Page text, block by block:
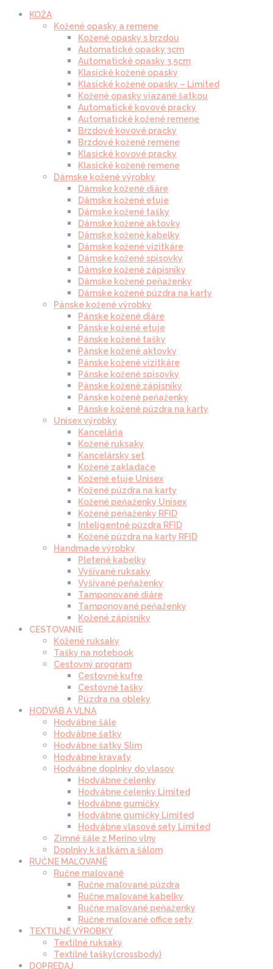
KOŽA
Kožené opasky a remene
Kožené opasky s brzdou
Automatické opasky 3cm
Automatické opasky 3.5cm
Klasické kožené opasky
Klasické kožené opasky – Limited
Kožené opasky viazané šatkou
Automatické kovové pracky
Automatické kožené remene
Brzdové kovové pracky
Brzdové kožené remene
Klasické kovové pracky
Klasické kožené remene
Dámske kožené výrobky
Dámske kožené diáre
Dámske kožené etuje
Dámske kožené tašky
Dámske kožené aktovky
Dámske kožené kabelky
Dámske kožené vizitkáre
Dámske kožené spisovky
Dámske kožené zápisníky
Dámske kožené peňaženky
Dámske kožené púzdra na karty
Pánske kožené výrobky
Pánske kožené diáre
Pánske kožené etuje
Pánske kožené tašky
Pánske kožené aktovky
Pánske kožené vizitkáre
Pánske kožené spisovky
Pánske kožené zápisníky
Pánske kožené peňaženky
Pánske kožené púzdra na karty
Unisex výrobky
Kancelária
Kožené ruksaky
Kancelársky set
Kožené zakladače
Kožené etuje Unisex
Kožené púzdra na karty
Kožené peňaženky Unisex
Kožené peňaženky RFID
Inteligentné púzdra RFID
Kožené púzdra na karty RFID
Handmade výrobky
Pletené kabelky
Vyšívané ruksaky
Vyšívané peňaženky
Tamponované diáre
Tamponované peňaženky
Kožené zápisníky
CESTOVANIE
Kožené ruksaky
Tašky na notebook
Cestovný program
Cestovné kufre
Cestovné tašky
Púzdra na obleky
HODVÁB A VLNA
Hodvábne šále
Hodvábne šatky
Hodvábne šatky Slim
Hodvábne kravaty
Hodvábne doplnky do vlasov
Hodvábne čelenky
Hodvábne čelenky Limited
Hodvábne gumičky
Hodvábne gumičky Limited
Hodvábne vlasové sety Limited
Zimné šále z Merino vlny
Doplnky k šatkám a šálom
RUČNE MAĽOVANÉ
Ručne maľované
Ručne maľované púzdra
Ručne maľované kabelky
Ručne maľované peňaženky
Ručne maľované office sety
TEXTILNÉ VÝROBKY
Textilné ruksaky
Textilné tašky(crossbody)
DOPREDAJ